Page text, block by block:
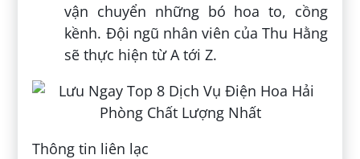
vận chuyển những bó hoa to, cồng
kềnh. Đội ngũ nhân viên của Thu Hằng
sẽ thực hiện từ A tới Z.
Thông tin liên lạc